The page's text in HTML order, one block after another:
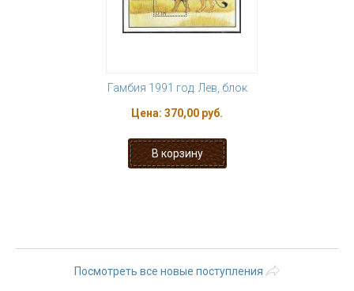
Гамбия 1991 год. Лев, блок
Цена: 370,00 руб.
Посмотреть все новые поступления